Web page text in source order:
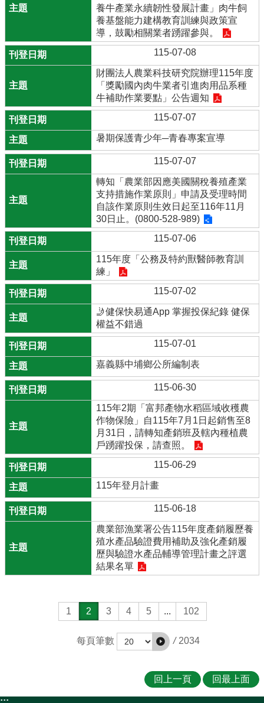
養牛產業永續韌性發展計畫」肉牛飼
養基盤能力建構教育訓練與政策宣
導，鼓勵相關業者踴躍參與。
115-07-08
財團法人農業科技研究院辦理115年度
「獎勵國內肉牛業者引進肉用品系種
牛補助作業要點」公告週知
115-07-07
暑期保護青少年─青春專案宣導
115-07-07
轉知「農業部因應美國關稅養殖產業
支持措施作業原則」申請及受理時間
自該作業原則生效日起至116年11月
30日止。(0800-528-989)
115-07-06
115年度「公務及特約獸醫師教育訓
練」
115-07-02
🤳健保快易通App 掌握投保紀錄 健保
權益不錯過
115-07-01
嘉義縣中埔鄉公所編制表
115-06-30
115年2期「富邦產物水稻區域收穫農
作物保險」自115年7月1日起銷售至8
月31日，請轉知產銷班及轄內種植農
戶踴躍投保，請查照。
115-06-29
115年登月計畫
115-06-18
農業部漁業署公告115年度產銷履歷養
殖水產品驗證費用補助及強化產銷履
歷與驗證水產品輔導管理計畫之評選
結果名單
1 2 3 4 5 ... 102
每頁筆數 / 2034
回上一頁 回最上面